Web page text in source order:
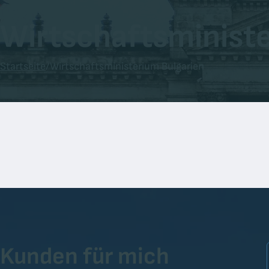
Kunden für mich